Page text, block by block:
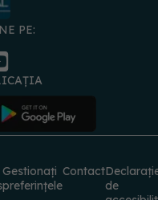
PE:
Gestionați
preferințele
Contact
de